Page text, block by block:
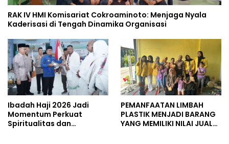
RAK IV HMI Komisariat Cokroaminoto: Menjaga Nyala
Kaderisasi di Tengah Dinamika Organisasi
Ibadah Haji 2026 Jadi
Momentum Perkuat
Spiritualitas dan
PEMANFAATAN LIMBAH
PLASTIK MENJADI BARANG
YANG MEMILIKI NILAI JUAL